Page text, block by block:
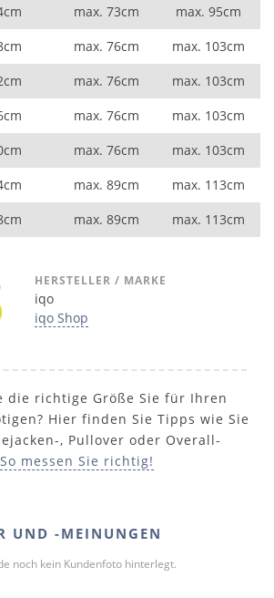
max. 73cm
max. 95cm
max. 76cm
max. 103cm
max. 76cm
max. 103cm
max. 76cm
max. 103cm
max. 76cm
max. 103cm
max. 89cm
max. 113cm
max. 89cm max. 113cm
HERSTELLER / MARKE
iqo
iqo Shop
die richtige Größe Sie für Ihren
Hier finden Sie Tipps wie Sie
, Pullover oder Overall-
So messen Sie richtig!
UND -MEINUNGEN
noch kein Kundenfoto hinterlegt.